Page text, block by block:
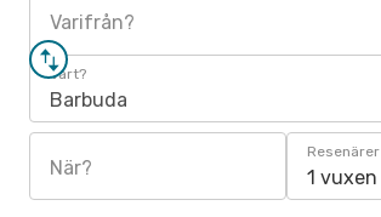
Varifrån?
Vart?
Barbuda
När?
Resenärer
1 vuxen